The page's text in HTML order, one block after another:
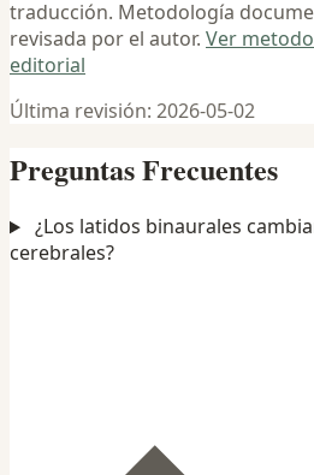
traducción. Metodología
revisada por el autor. Ver
editorial
Última revisión: 2026-05-02
Preguntas Frecuentes
¿Los latidos binaurales
cerebrales?